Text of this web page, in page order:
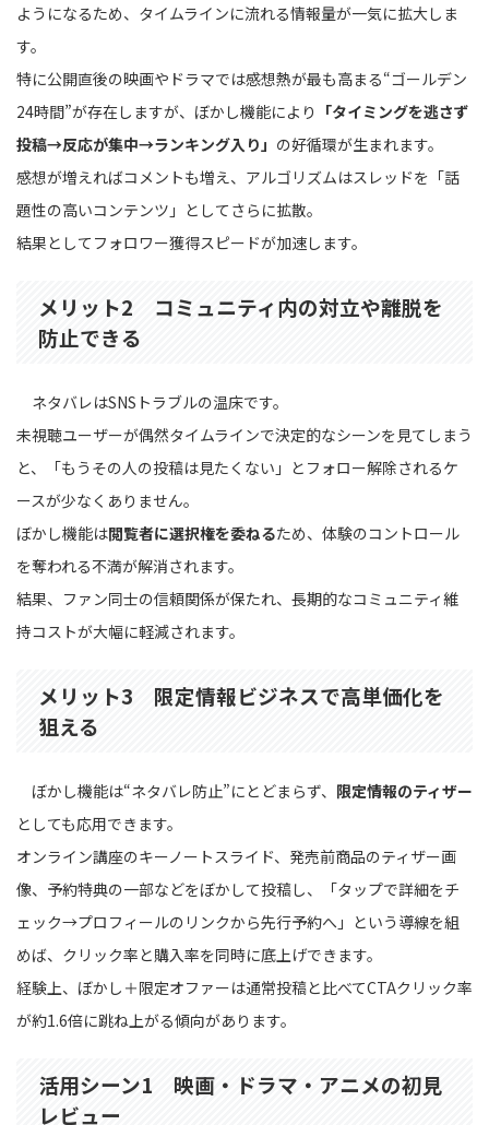
ようになるため、タイムラインに流れる情報量が一気に拡大しま
す。
特に公開直後の映画やドラマでは感想熱が最も高まる“ゴールデン
24時間”が存在しますが、ぼかし機能により 「タイミングを逃さず
投稿→反応が集中→ランキング入り」 の好循環が生まれます。
感想が増えればコメントも増え、アルゴリズムはスレッドを「話
題性の高いコンテンツ」としてさらに拡散。
結果としてフォロワー獲得スピードが加速します。
メリット2 コミュニティ内の対立や離脱を
防止できる
ネタバレはSNSトラブルの温床です。
未視聴ユーザーが偶然タイムラインで決定的なシーンを見てしまう
と、「もうその人の投稿は見たくない」とフォロー解除されるケ
ースが少なくありません。
ぼかし機能は閲覧者に選択権を委ねるため、体験のコントロール
を奪われる不満が解消されます。
結果、ファン同士の信頼関係が保たれ、長期的なコミュニティ維
持コストが大幅に軽減されます。
メリット3 限定情報ビジネスで高単価化を
狙える
ぼかし機能は“ネタバレ防止”にとどまらず、 限定情報のティザー
としても応用できます。
オンライン講座のキーノートスライド、発売前商品のティザー画
像、予約特典の一部などをぼかして投稿し、「タップで詳細をチ
ェック→プロフィールのリンクから先行予約へ」という導線を組
めば、クリック率と購入率を同時に底上げできます。
経験上、ぼかし＋限定オファーは通常投稿と比べてCTAクリック率
が約1.6倍に跳ね上がる傾向があります。
活用シーン1 映画・ドラマ・アニメの初見
レビュー